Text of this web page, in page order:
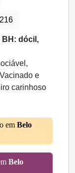
BH: dócil,
e
carinhoso
em Belo
Belo